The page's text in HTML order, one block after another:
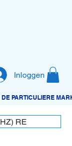
Inloggen
RE